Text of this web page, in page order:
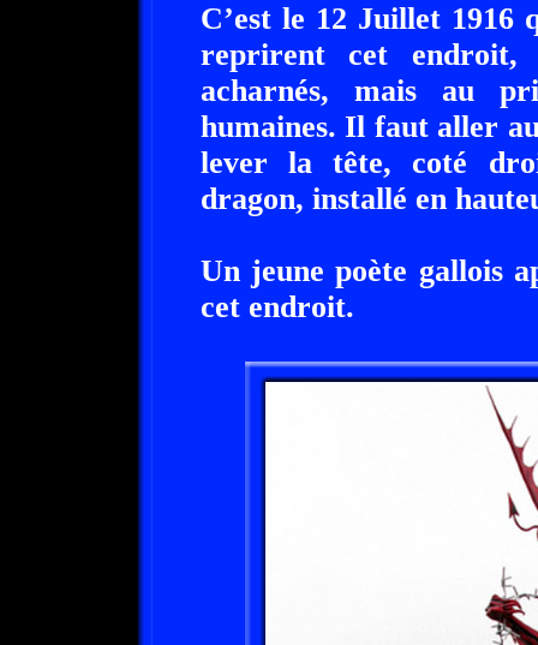
C’est le 12 Juillet 1916
reprirent cet endroit,
acharnés, mais au
humaines. Il faut aller
lever la tête, coté
dragon, installé en
Un jeune poète gallois
cet endroit.